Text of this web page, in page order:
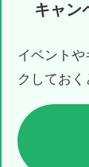
キャン
イベントや
クしておく